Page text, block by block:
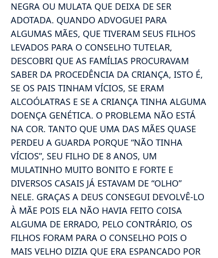
NEGRA OU MULATA QUE DEIXA DE SER
ADOTADA. QUANDO ADVOGUEI PARA
ALGUMAS MÃES, QUE TIVERAM SEUS FILHOS
LEVADOS PARA O CONSELHO TUTELAR,
DESCOBRI QUE AS FAMÍLIAS PROCURAVAM
SABER DA PROCEDÊNCIA DA CRIANÇA, ISTO É,
SE OS PAIS TINHAM VÍCIOS, SE ERAM
ALCOÓLATRAS E SE A CRIANÇA TINHA ALGUMA
DOENÇA GENÉTICA. O PROBLEMA NÃO ESTÁ
NA COR. TANTO QUE UMA DAS MÃES QUASE
PERDEU A GUARDA PORQUE “NÃO TINHA
VÍCIOS”, SEU FILHO DE 8 ANOS, UM
MULATINHO MUITO BONITO E FORTE E
DIVERSOS CASAIS JÁ ESTAVAM DE “OLHO”
NELE. GRAÇAS A DEUS CONSEGUI DEVOLVÊ-LO
À MÃE POIS ELA NÃO HAVIA FEITO COISA
ALGUMA DE ERRADO, PELO CONTRÁRIO, OS
FILHOS FORAM PARA O CONSELHO POIS O
MAIS VELHO DIZIA QUE ERA ESPANCADO POR